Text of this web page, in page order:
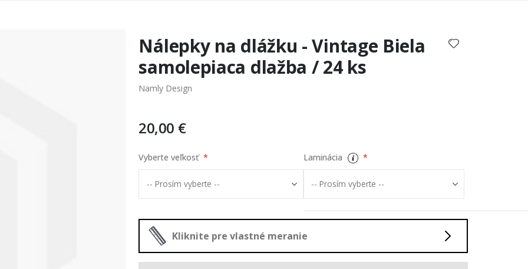
Nálepky na dlážku - Vintage Biela
samolepiaca dlažba / 24 ks
Namly Design
20,00 €
Vyberte veľkosť Laminácia
Kliknite pre vlastné meranie